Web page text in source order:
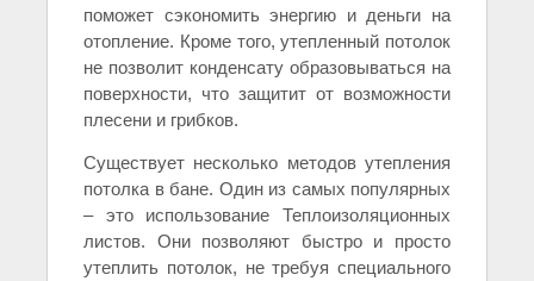
поможет сэкономить энергию и деньги на
отопление. Кроме того, утепленный потолок
не позволит конденсату образовываться на
поверхности, что защитит от возможности
плесени и грибков.
Существует несколько методов утепления
потолка в бане. Один из самых популярных
– это использование Теплоизоляционных
листов. Они позволяют быстро и просто
утеплить потолок, не требуя специального